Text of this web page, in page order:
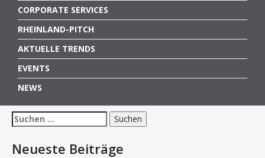
CORPORATE SERVICES
RHEINLAND-PITCH
AKTUELLE TRENDS
EVENTS
NEWS
Suchen
nach:
Neueste Beiträge